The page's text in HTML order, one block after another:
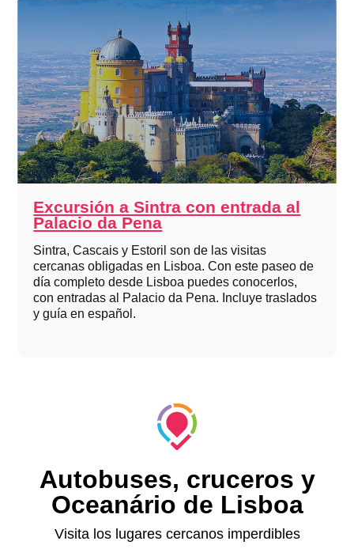
Excursión a Sintra con entrada al
Palacio da Pena
Sintra, Cascais y Estoril son de las visitas
cercanas obligadas en Lisboa. Con este paseo de
día completo desde Lisboa puedes conocerlos,
con entradas al Palacio da Pena. Incluye traslados
y guía en español.
Autobuses, cruceros y
Oceanário de Lisboa
Visita los lugares cercanos imperdibles